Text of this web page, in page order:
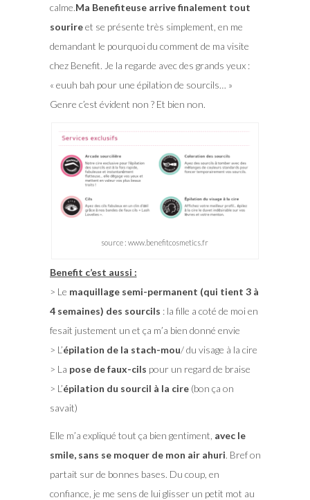
calme.Ma Benefiteuse arrive finalement tout
sourireet se présente très simplement, en me
demandant le pourquoi du comment de ma visite
chez Benefit. Je la regarde avec des grands yeux :
« euuh bah pour une épilation de sourcils… »
Genre c’est évident non ? Et bien non.
source : www.benefitcosmetics.fr
Benefit c’est aussi :
> Le maquillage semi-permanent (qui tient 3 à
4 semaines) des sourcils : la fille a coté de moi en
fesait justement un et ça m’a bien donné envie
> L’épilation de la stach-mou/ du visage à la cire
> La pose de faux-cils pour un regard de braise
> L’épilation du sourcil à la cire(bon ça on
savait)
Elle m’a expliqué tout ça bien gentiment, avec le
smile, sans se moquer de mon air ahuri. Bref on
partait sur de bonnes bases. Du coup, en
confiance, je me sens de lui glisser un petit mot au